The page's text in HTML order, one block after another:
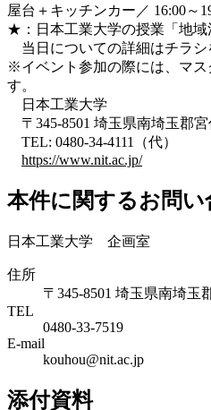
屋台＋キッチンカー／ 16:00～
★：日本工業大学の授業「地域
当日についての詳細はチラシ
※イベント参加の際には、マス
す。
日本工業大学
〒345-8501 埼玉県南埼玉郡宮
TEL: 0480-34-4111（代）
https://www.nit.ac.jp/
本件に関するお問い
日本工業大学 企画室
住所
〒345-8501 埼玉県南埼玉
TEL
0480-33-7519
E-mail
kouhou@nit.ac.jp
添付資料